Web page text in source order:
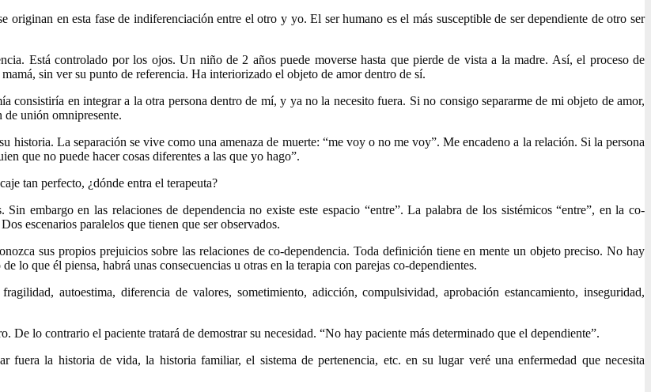
en esta fase de indiferenciación entre el otro y yo. El ser humano es el más susceptible de ser dependiente de otro ser
Está controlado por los ojos. Un niño de 2 años puede moverse hasta que pierde de vista a la madre. Así, el proceso de
sin ver su punto de referencia. Ha interiorizado el objeto de amor dentro de sí.
consistiría en integrar a la otra persona dentro de mí, y ya no la necesito fuera. Si no consigo separarme de mi objeto de amor,
unión omnipresente.
historia. La separación se vive como una amenaza de muerte: “me voy o no me voy”. Me encadeno a la relación. Si la persona
que no puede hacer cosas diferentes a las que yo hago”.
tan perfecto, ¿dónde entra el terapeuta?
embargo en las relaciones de dependencia no existe este espacio “entre”. La palabra de los sistémicos “entre”, en la co-
escenarios paralelos que tienen que ser observados.
sus propios prejuicios sobre las relaciones de co-dependencia. Toda definición tiene en mente un objeto preciso. No hay
lo que él piensa, habrá unas consecuencias u otras en la terapia con parejas co-dependientes.
autoestima, diferencia de valores, sometimiento, adicción, compulsividad, aprobación estancamiento, inseguridad,
De lo contrario el paciente tratará de demostrar su necesidad. “No hay paciente más determinado que el dependiente”.
la historia de vida, la historia familiar, el sistema de pertenencia, etc. en su lugar veré una enfermedad que necesita